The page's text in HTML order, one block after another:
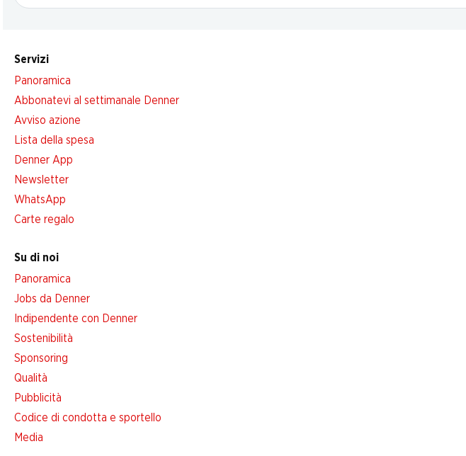
Servizi
Panoramica
Abbonatevi al settimanale Denner
Avviso azione
Lista della spesa
Denner App
Newsletter
WhatsApp
Carte regalo
Su di noi
Panoramica
Jobs da Denner
Indipendente con Denner
Sostenibilità
Sponsoring
Qualità
Pubblicità
Codice di condotta e sportello
Media